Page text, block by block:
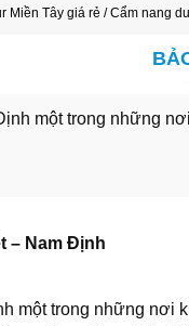
Miền Tây giá rẻ /Cẩm nang
một trong những
– Nam Định
một trong những nơi